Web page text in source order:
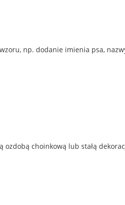
np. dodanie imienia psa,
choinkową lub stałą